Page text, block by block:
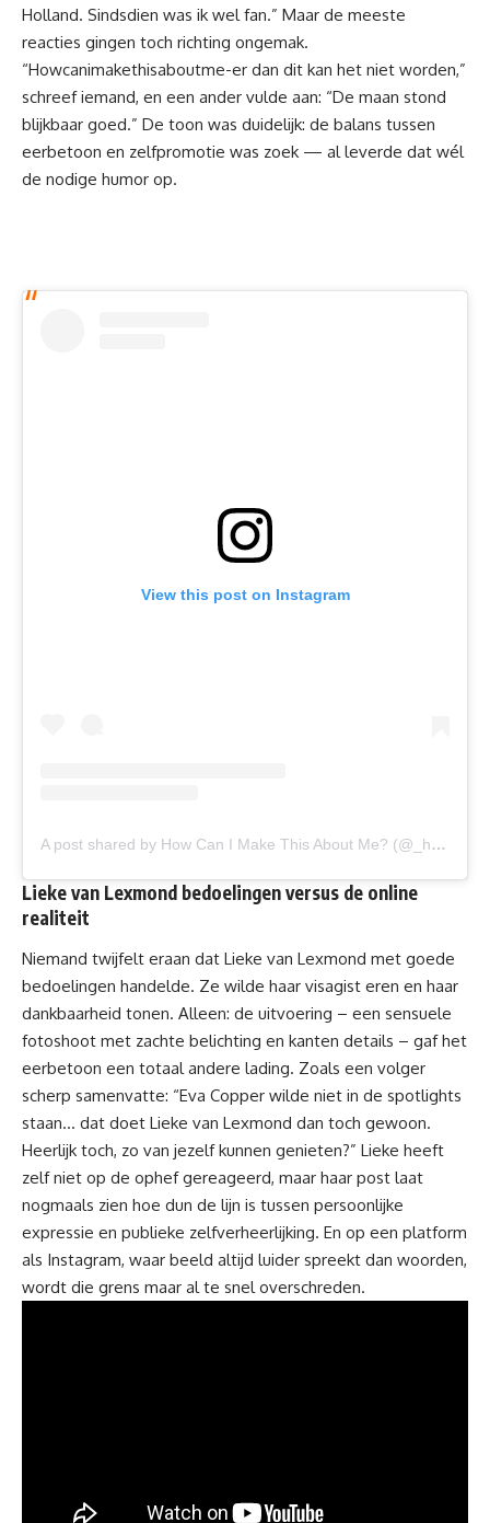
Holland. Sindsdien was ik wel fan.” Maar de meeste
reacties gingen toch richting ongemak.
“Howcanimakethisaboutme-er dan dit kan het niet worden,”
schreef iemand, en een ander vulde aan: “De maan stond
blijkbaar goed.” De toon was duidelijk: de balans tussen
eerbetoon en zelfpromotie was zoek — al leverde dat wél
de nodige humor op.
View this post on Instagram
A post shared by How Can I Make This About Me? (@_howcanimakethisaboutme_)
Lieke van Lexmond bedoelingen versus de online
realiteit
Niemand twijfelt eraan dat Lieke van Lexmond met goede
bedoelingen handelde. Ze wilde haar visagist eren en haar
dankbaarheid tonen. Alleen: de uitvoering – een sensuele
fotoshoot met zachte belichting en kanten details – gaf het
eerbetoon een totaal andere lading. Zoals een volger
scherp samenvatte: “Eva Copper wilde niet in de spotlights
staan… dat doet Lieke van Lexmond dan toch gewoon.
Heerlijk toch, zo van jezelf kunnen genieten?” Lieke heeft
zelf niet op de ophef gereageerd, maar haar post laat
nogmaals zien hoe dun de lijn is tussen persoonlijke
expressie en publieke zelfverheerlijking. En op een platform
als Instagram, waar beeld altijd luider spreekt dan woorden,
wordt die grens maar al te snel overschreden.